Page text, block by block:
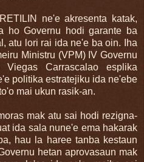
ne'e akresenta katak,
ho Governu hodi garante ba
atu lori rai ida ne'e ba oin. Iha
Ministru (VPM) IV Governu
Viegas Carrascalao esplika
politika estratejiku ida ne'ebe
mai ukun rasik-an.
mak atu sai hodi rezigna-
ida sala nune'e ema hakarak
hau la haree tanba kestaun
hetan aprovasaun mak